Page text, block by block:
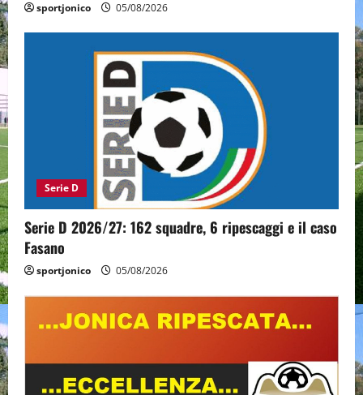
sportjonico 05/08/2026
Serie D
Serie D 2026/27: 162 squadre, 6 ripescaggi e il caso
Fasano
sportjonico 05/08/2026